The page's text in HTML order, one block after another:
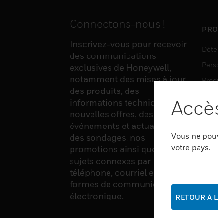
Connectons-nous !
Inscrivez-vous pour recevoir
des communications
exclusives de Honeywell,
notamment des mises à jour
des produits, des
informations techniques, de
nouvelles offres, des
événements et actualités,
des sondages, nos
promotions ainsi que divers
sujets connexes par
téléphone, courriel et autres
formes de communication
électronique.
Vous ne
votre pays.
RETOUR À